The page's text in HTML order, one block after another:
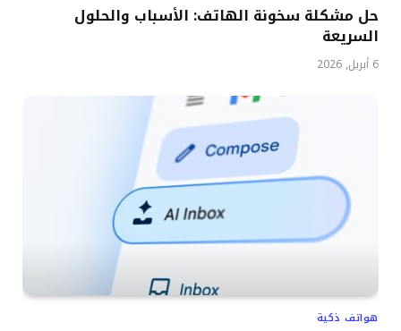
حل مشكلة سخونة الهاتف: الأسباب والحلول
السريعة
6 أبريل, 2026
هواتف ذكية